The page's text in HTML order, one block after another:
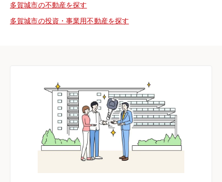
多賀城市の不動産を探す
多賀城市の投資・事業用不動産を探す